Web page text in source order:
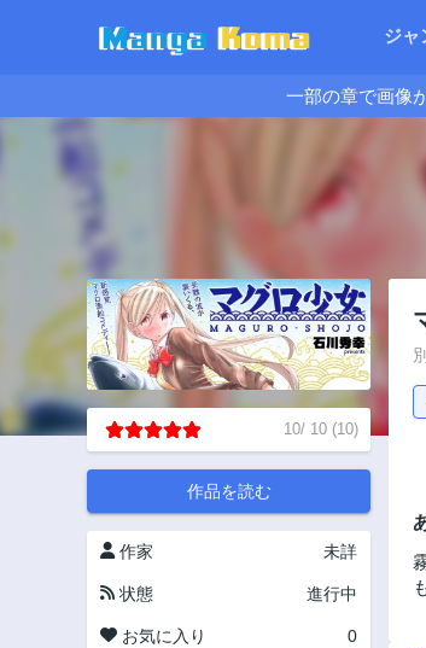
ジャ
一部の章で画像
10/ 10 (10)
作品を読む
作家 未詳
状態 進行中
お気に入り 0